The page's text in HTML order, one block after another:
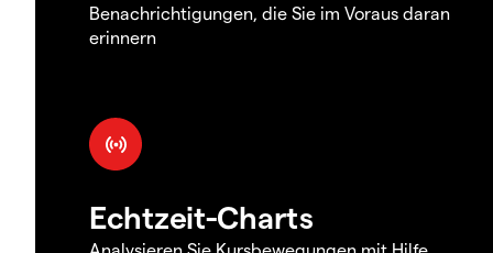
Benachrichtigungen, die Sie im Voraus daran
erinnern
Echtzeit-Charts
Analysieren Sie Kursbewegungen mit Hilfe